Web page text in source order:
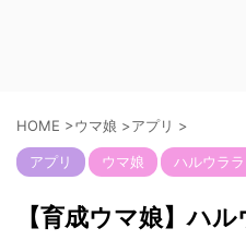
HOME >ウマ娘 >アプリ >
アプリ ウマ娘 ハルウララ
【育成ウマ娘】ハ